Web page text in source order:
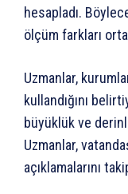
hesapladı.
ölçüm farkları
Uzmanlar,
kullandığını
büyüklük ve
Uzmanlar,
açıklamalarını